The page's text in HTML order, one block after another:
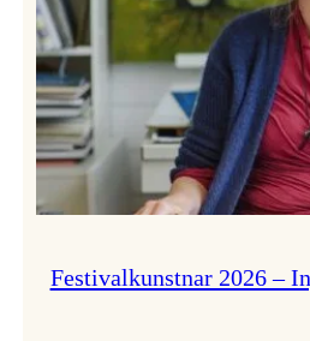
Festivalkunstnar 2026 –